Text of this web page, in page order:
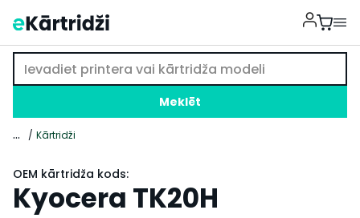
Meklēt
... Kārtridži
OEM kārtridža kods:
Kyocera TK20H